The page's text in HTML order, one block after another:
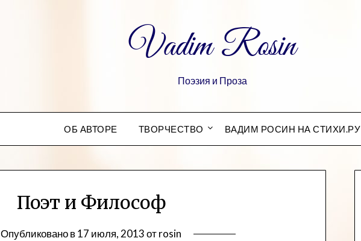
Vadim Rosin
Поэзия и Проза
ОБ АВТОРЕ ТВОРЧЕСТВО ВАДИМ РОСИН НА СТИХИ.РУ
Поэт и Философ
Опубликовано в17 июля, 2013отrosin